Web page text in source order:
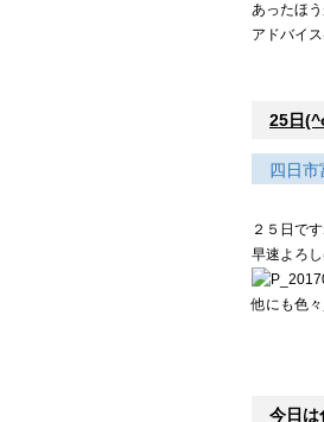
あったほ
アドバイ
25日
四日市
２５日で
早速よろ
他にも色
今日は